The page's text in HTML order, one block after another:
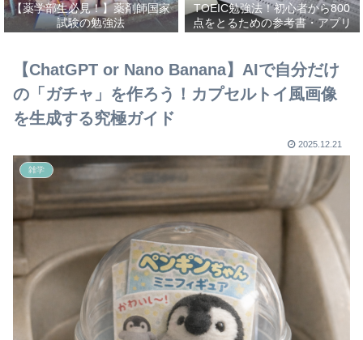
【薬学部生必見！】薬剤師国家
試験の勉強法
TOEIC勉強法！初心者から800
点をとるための参考書・アプリ
を紹介！
【ChatGPT or Nano Banana】AIで自分だけ
の「ガチャ」を作ろう！カプセルトイ風画像
を生成する究極ガイド
2025.12.21
雑学